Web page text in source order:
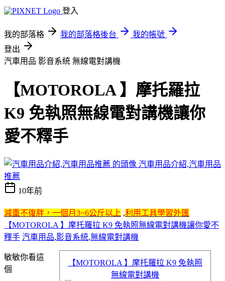
登入
我的部落格 我的部落格後台
我的帳號
登出
汽車用品 影音系統 無線電對講機
【MOTOROLA 】摩托羅拉
K9 免執照無線電對講機讓你
愛不釋手
汽車用品介紹,汽車用品
推薦
10年前
減重不復胖，一個月3~6公斤以上 ,利用工具學習外匯
【MOTOROLA 】摩托羅拉 K9 免執照無線電對講機讓你愛不
釋手 汽車用品,影音系統,無線電對講機
【MOTOROLA 】摩托羅拉 K9 免執照
無線電對講機
敏敏你看這
個